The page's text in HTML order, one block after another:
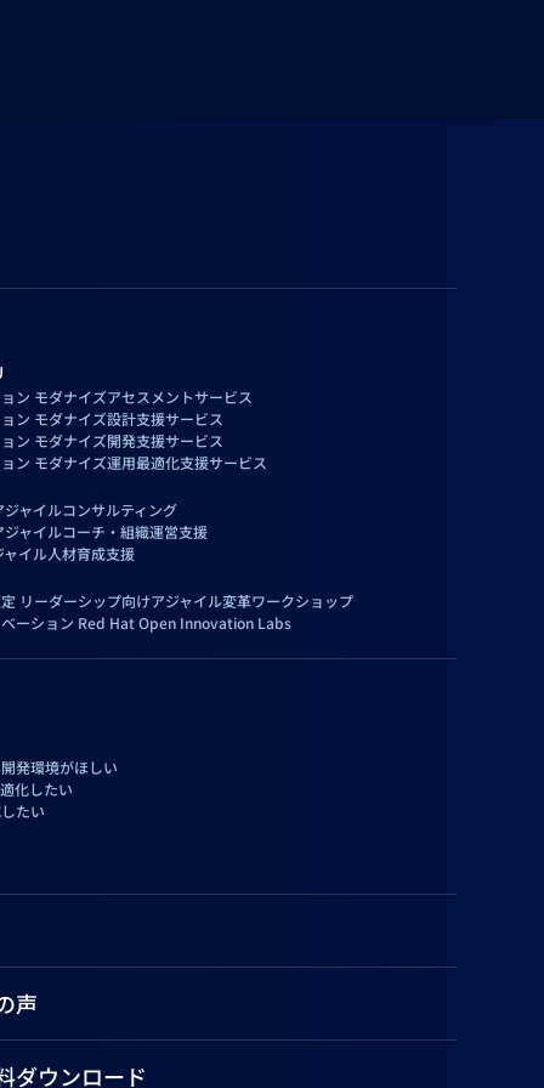
ン モダナイズアセスメントサービス
ン モダナイズ設計支援サービス
ン モダナイズ開発支援サービス
ン モダナイズ運用最適化支援サービス
ャイルコンサルティング
ャイルコーチ・組織運営支援
イル人材育成支援
リーダーシップ向けアジャイル変⾰ワークショップ
ーション Red Hat Open Innovation Labs
発環境がほしい
化したい
たい
声
ダウンロード